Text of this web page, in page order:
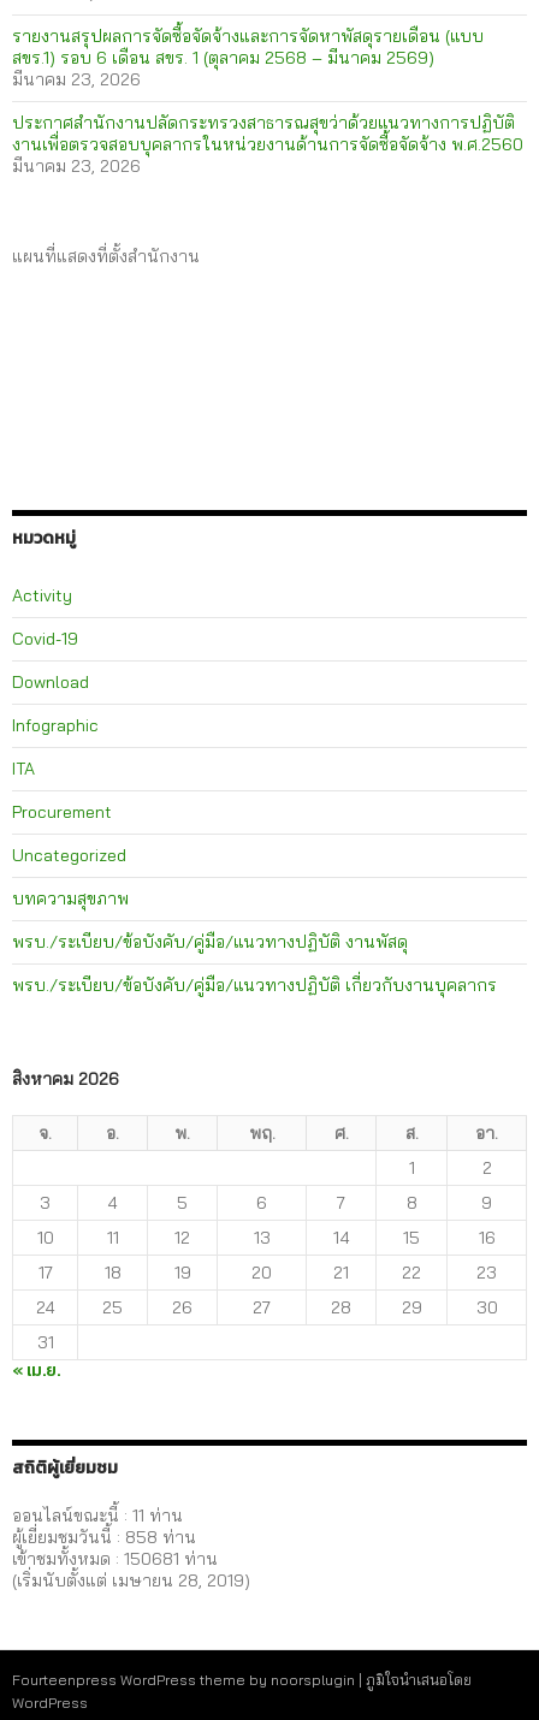
รายงานสรุปผลการจัดซื้อจัดจ้างและการจัดหาพัสดุรายเดือน (แบบ
สขร.1) รอบ 6 เดือน สขร. 1 (ตุลาคม 2568 – มีนาคม 2569)
มีนาคม 23, 2026
ประกาศสำนักงานปลัดกระทรวงสาธารณสุขว่าด้วยแนวทางการปฏิบัติ
งานเพื่อตรวจสอบบุคลากรในหน่วยงานด้านการจัดซื้อจัดจ้าง พ.ศ.2560
มีนาคม 23, 2026
แผนที่แสดงที่ตั้งสำนักงาน
หมวดหมู่
Activity
Covid-19
Download
Infographic
ITA
Procurement
Uncategorized
บทความสุขภาพ
พรบ./ระเบียบ/ข้อบังคับ/คู่มือ/แนวทางปฏิบัติ งานพัสดุ
พรบ./ระเบียบ/ข้อบังคับ/คู่มือ/แนวทางปฏิบัติ เกี่ยวกับงานบุคลากร
สิงหาคม 2026
จ. อ. พ. พฤ. ศ. ส.
อา.
1
2
3
4 5 6 7 8
9
10
11 12 13 14 15
16
17
18 19 20 21 22
23
24
25 26 27 28 29
30
31
« เม.ย.
สถิติผู้เยี่ยมชม
ออนไลน์ขณะนี้ : 11 ท่าน
ผู้เยี่ยมชมวันนี้ : 858 ท่าน
เข้าชมทั้งหมด : 150681 ท่าน
(เริ่มนับตั้งแต่ เมษายน 28, 2019)
Fourteenpress WordPress theme by noorsplugin
ภูมิใจนำเสนอโดย
WordPress